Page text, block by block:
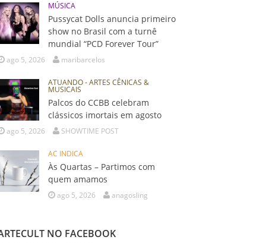
MÚSICA
Pussycat Dolls anuncia primeiro
show no Brasil com a turnê
mundial “PCD Forever Tour”
ago 5, 2026 maribarcelos
ATUANDO - ARTES CÊNICAS &
MUSICAIS
Palcos do CCBB celebram
clássicos imortais em agosto
ago 5, 2026 SHOWTIME POST
AC INDICA
Às Quartas – Partimos com
quem amamos
ago 5, 2026 anagosling
NO FACEBOOK